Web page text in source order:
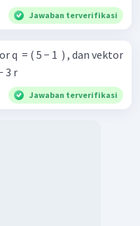
Jawaban terverifikasi
q ​ = ( 5 − 1 ​ ) , dan vektor
2 q ​ − 3 r
Jawaban terverifikasi